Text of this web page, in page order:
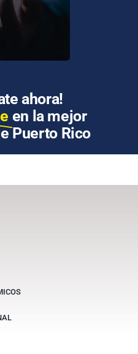
en línea.
ahora!
en la mejor
Puerto Rico